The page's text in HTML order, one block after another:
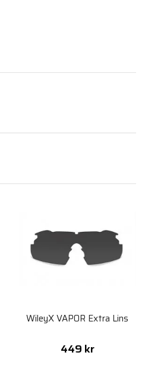
WileyX VAPOR Extra Lins
449 kr